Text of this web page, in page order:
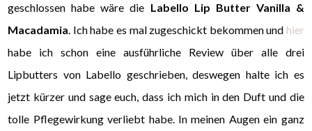
geschlossen habe wäre die Labello Lip Butter Vanilla &
Macadamia. Ich habe es mal zugeschickt bekommen und hier
habe ich schon eine ausführliche Review über alle drei
Lipbutters von Labello geschrieben, deswegen halte ich es
jetzt kürzer und sage euch, dass ich mich in den Duft und die
tolle Pflegewirkung verliebt habe. In meinen Augen ein ganz